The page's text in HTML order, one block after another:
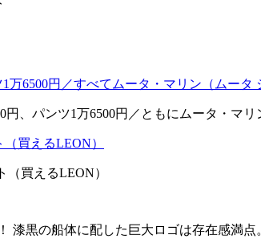
、パンツ1万6500円／ともにムータ・マリ
買えるLEON）
黒の船体に配した巨大ロゴは存在感満点